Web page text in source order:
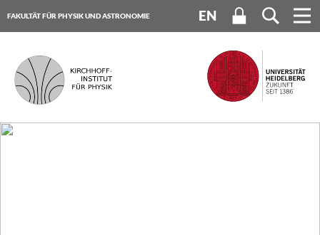
FAKULTÄT FÜR PHYSIK UND ASTRONOMIE EN